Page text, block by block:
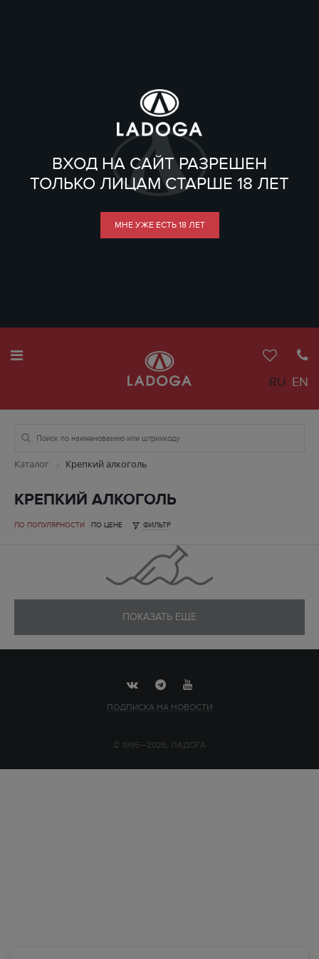
ВХОД НА САЙТ РАЗРЕШЕН
ТОЛЬКО ЛИЦАМ СТАРШЕ 18 ЛЕТ
МНЕ УЖЕ ЕСТЬ 18 ЛЕТ
RU EN
Каталог Крепкий алкоголь
КРЕПКИЙ АЛКОГОЛЬ
ПО ПОПУЛЯРНОСТИ ПО ЦЕНЕ ФИЛЬТР
ПОКАЗАТЬ ЕЩЕ
ПОДПИСКА НА НОВОСТИ
© 1995—2026, ЛАДОГА